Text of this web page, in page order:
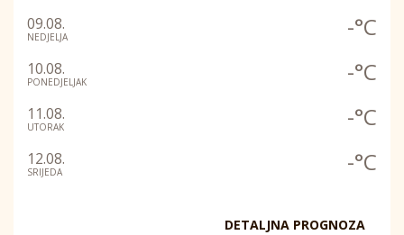
09.08.
NEDJELJA -°C
10.08.
PONEDJELJAK -°C
11.08.
UTORAK -°C
12.08.
SRIJEDA -°C
DETALJNA PROGNOZA